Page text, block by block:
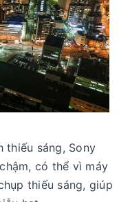
thiếu sáng, Sony
có thể vì máy
thiếu sáng, giúp